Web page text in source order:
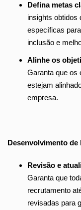
Defina metas
insights obtidos
específicas
inclusão e
Alinhe os
Garanta que os
estejam
empresa.
Desenvolvimento
Revisão e
Garanta que
recrutamento
revisadas para